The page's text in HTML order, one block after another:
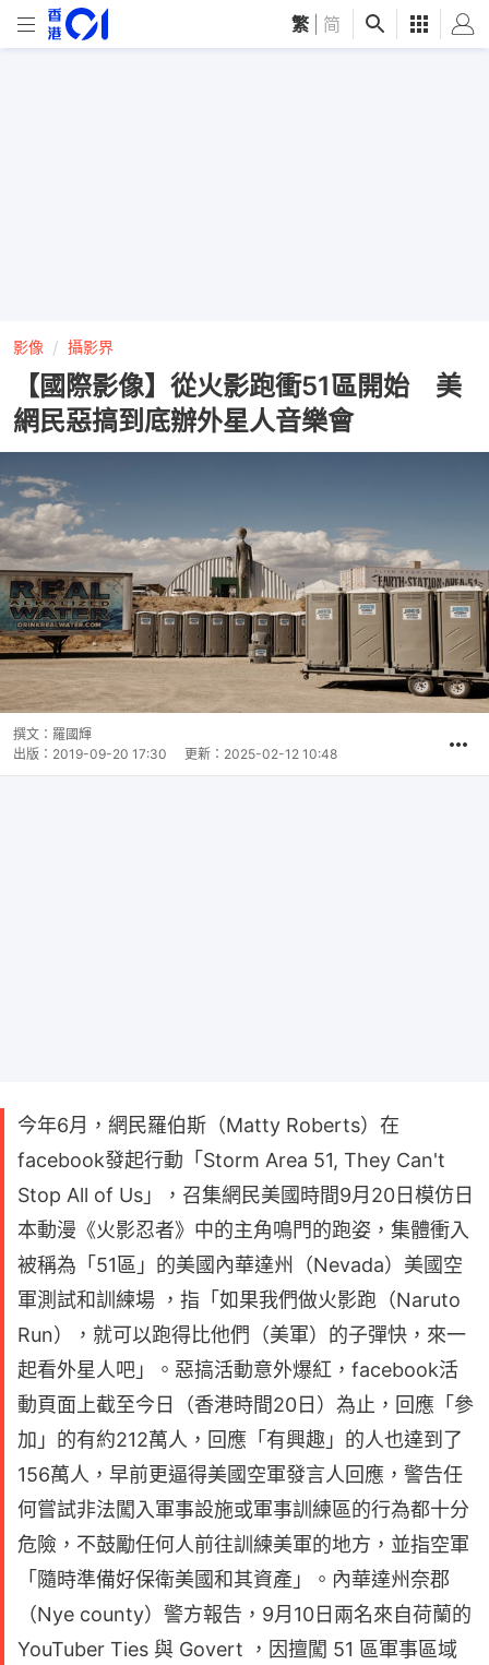
繁 简
影像 攝影界
【國際影像】從火影跑衝51區開始 美
網民惡搞到底辦外星人音樂會
撰文： 羅國輝
出版： 2019-09-20 17:30 更新： 2025-02-12 10:48
今年6月，網民羅伯斯（Matty Roberts）在
facebook發起行動「Storm Area 51, They Can't
Stop All of Us」，召集網民美國時間9月20日模仿日
本動漫《火影忍者》中的主角鳴門的跑姿，集體衝入
被稱為「51區」的美國內華達州（Nevada）美國空
軍測試和訓練場 ，指「如果我們做火影跑（Naruto
Run），就可以跑得比他們（美軍）的子彈快，來一
起看外星人吧」。惡搞活動意外爆紅，facebook活
動頁面上截至今日（香港時間20日）為止，回應「參
加」的有約212萬人，回應「有興趣」的人也達到了
156萬人，早前更逼得美國空軍發言人回應，警告任
何嘗試非法闖入軍事設施或軍事訓練區的行為都十分
危險，不鼓勵任何人前往訓練美軍的地方，並指空軍
「隨時準備好保衛美國和其資產」。內華達州奈郡
（Nye county）警方報告，9月10日兩名來自荷蘭的
YouTuber Ties 與 Govert ，因擅闖 51 區軍事區域